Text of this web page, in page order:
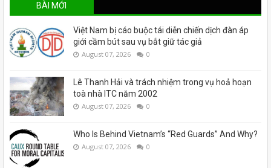
BÀI MỚI
Việt Nam bị cáo buộc tái diễn chiến dịch đàn áp
giới cầm bút sau vụ bắt giữ tác giả
August 07, 2026 0
Lê Thanh Hải và trách nhiệm trong vụ hoả hoạn
toà nhà ITC năm 2002
August 07, 2026 0
Who Is Behind Vietnam’s “Red Guards” And Why?
August 07, 2026 0